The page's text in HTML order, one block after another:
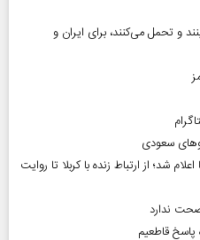
و تحمل می‌کنند، برای ایران و
سعودی
شد؛ از ارتباط زنده با کربلا تا روایت
ندارد
قاطعیم